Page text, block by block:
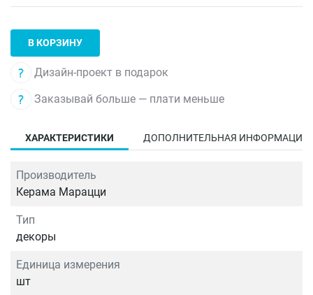
В КОРЗИНУ
Дизайн-проект в подарок
Заказывай больше — плати меньше
ХАРАКТЕРИСТИКИ ДОПОЛНИТЕЛЬНАЯ ИНФОРМАЦИЯ
Производитель
Керама Марацци
Тип
декоры
Единица измерения
шт